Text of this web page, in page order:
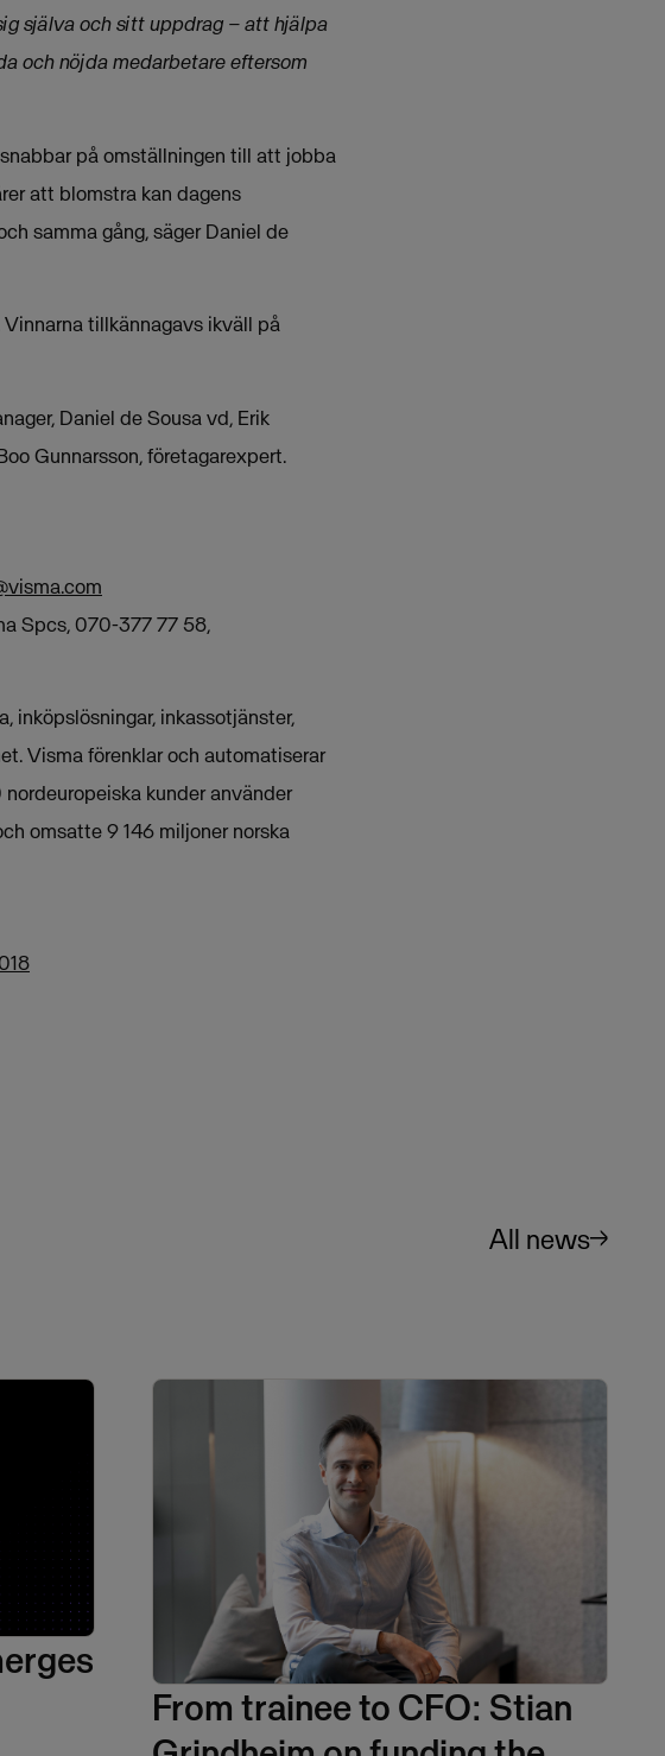
själva och sitt uppdrag – att hjälpa
och nöjda medarbetare eftersom
på omställningen till att jobba
att blomstra kan dagens
samma gång, säger Daniel de
tillkännagavs ikväll på
Daniel de Sousa vd, Erik
Gunnarsson, företagarexpert.
Spcs, 070-377 77 58,
inköpslösningar, inkassotjänster,
Visma förenklar och automatiserar
kunder använder
omsatte 9 146 miljoner norska
All news
From trainee to CFO: Stian